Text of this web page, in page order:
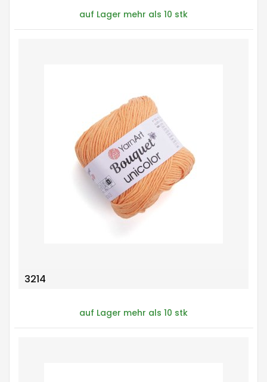
auf Lager mehr als 10 stk
3214
auf Lager mehr als 10 stk